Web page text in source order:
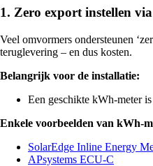
1. Zero export instellen
Veel omvormers ondersteunen
teruglevering – en dus kosten.
Belangrijk voor de installatie:
Een geschikte kWh-meter
Enkele voorbeelden van kWh-
SolarEdge Inline Energy
APsystems ECU-C